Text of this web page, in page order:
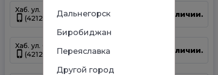
Хаб. ул. Панфиловцев 14Б
(4212) 63-22-47
Нет в наличии.
Хаб. ул. Серышева 34
(4212) 47-44-66
Нет в наличии.
Дальнегорск
Биробиджан
Переяславка
Другой город